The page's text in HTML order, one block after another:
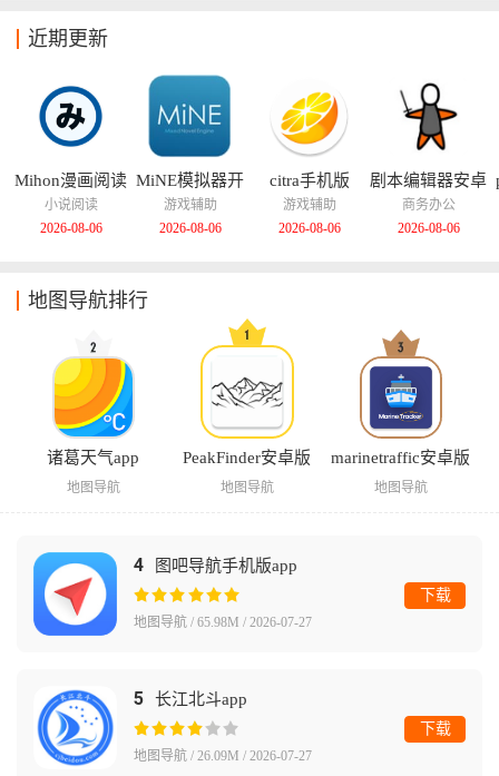
近期更新
Mihon漫画阅读
器
小说阅读
2026-08-06
MiNE模拟器开
源版
游戏辅助
2026-08-06
citra手机版
游戏辅助
2026-08-06
剧本编辑器安卓
版
商务办公
2026-08-06
地图导航排行
诸葛天气app
地图导航
PeakFinder安卓版
地图导航
marinetraffic安卓版
地图导航
4 图吧导航手机版app
地图导航 / 65.98M / 2026-07-27
下载
5 长江北斗app
地图导航 / 26.09M / 2026-07-27
下载